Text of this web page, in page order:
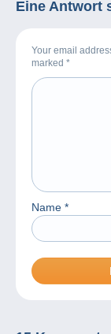
Eine Antwort
Your email
marked *
Name *